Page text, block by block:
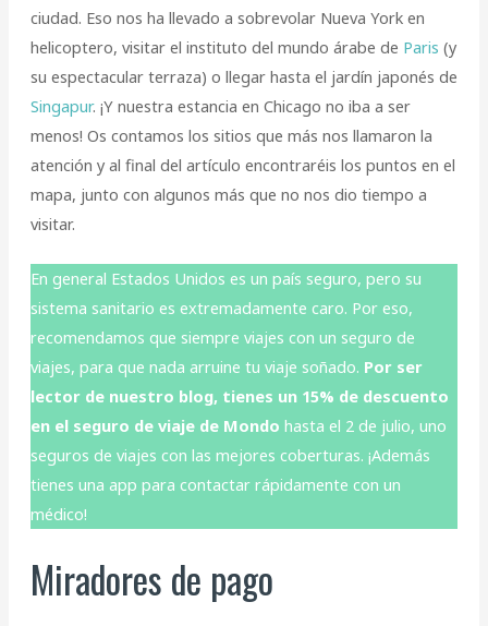
ciudad. Eso nos ha llevado a sobrevolar Nueva York en
helicoptero, visitar el instituto del mundo árabe de Paris (y
su espectacular terraza) o llegar hasta el jardín japonés de
Singapur. ¡Y nuestra estancia en Chicago no iba a ser
menos! Os contamos los sitios que más nos llamaron la
atención y al final del artículo encontraréis los puntos en el
mapa, junto con algunos más que no nos dio tiempo a
visitar.
En general Estados Unidos es un país seguro, pero su
sistema sanitario es extremadamente caro. Por eso,
recomendamos que siempre viajes con un seguro de
viajes, para que nada arruine tu viaje soñado. Por ser
lector de nuestro blog, tienes un 15% de descuento
en el seguro de viaje de Mondo hasta el 2 de julio, uno
seguros de viajes con las mejores coberturas. ¡Además
tienes una app para contactar rápidamente con un
médico!
Miradores de pago